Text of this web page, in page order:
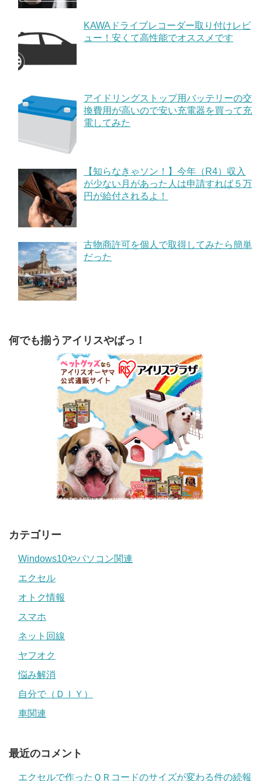
KAWAドライブレコーダー取り付けレビ
ュー！安くて高性能でオススメです
アイドリングストップ用バッテリーの交
換費用が高いので安い充電器を買って充
電してみた
【知らなきゃソン！】今年（R4）収入
が少ない月があった人は申請すれば５万
円が給付されるよ！
古物商許可を個人で取得してみたら簡単
だった
何でも揃うアイリスやばっ！
カテゴリー
Windows10やパソコン関連
エクセル
オトク情報
スマホ
ネット回線
ヤフオク
悩み解消
自分で（ＤＩＹ）
車関連
最近のコメント
エクセルで作ったＱＲコードのサイズが変わる件の続報